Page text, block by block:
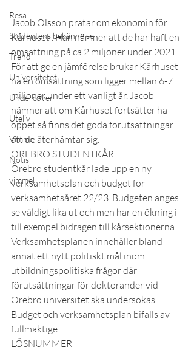
Resa
Studentens bekännelse
Trend
Universitetet
Undercover
Uteliv
Vimmel
Notis
vimmel
Jacob Olsson pratar om ekonomin för
Kårhuset . Han nämner att de har haft en
omsättning på ca 2 miljoner under 2021.
För att ge en jämförelse brukar Kårhuset
ha en omsättning som ligger mellan 6-7
miljoner under ett vanligt år. Jacob
nämner att om Kårhuset fortsätter ha
öppet så finns det goda förutsättningar
att de återhämtar sig.
ÖREBRO STUDENTKÅR
Örebro studentkår lade upp en ny
verksamhetsplan och budget för
verksamhetsåret 22/23. Budgeten anges
se väldigt lika ut och men har en ökning i
till exempel bidragen till kårsektionerna.
Verksamhetsplanen innehåller bland
annat ett nytt politiskt mål inom
utbildningspolitiska frågor där
förutsättningar för doktorander vid
Örebro universitet ska undersökas.
Budget och verksamhetsplan bifalls av
fullmäktige.
LÖSNUMMER